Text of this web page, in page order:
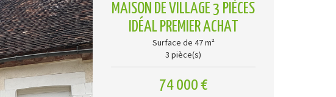
MAISON DE VILLAGE 3 PIÈCES
IDÉAL PREMIER ACHAT
Surface de 47 m²
3 pièce(s)
74 000 €